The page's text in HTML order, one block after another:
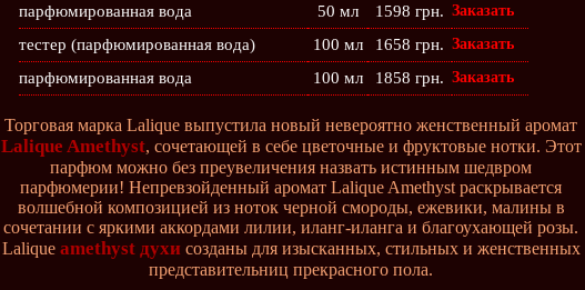
парфюмированная вода 50 мл 1598 грн. Заказать
тестер (парфюмированная вода) 100 мл 1658 грн. Заказать
парфюмированная вода 100 мл 1858 грн. Заказать
Торговая марка Lalique выпустила новый невероятно женственный аромат
Lalique Amethyst, сочетающей в себе цветочные и фруктовые нотки. Этот
парфюм можно без преувеличения назвать истинным шедвром
парфюмерии! Непревзойденный аромат Lalique Amethyst раскрывается
волшебной композицией из ноток черной смороды, ежевики, малины в
сочетании с яркими аккордами лилии, иланг-иланга и благоухающей розы.
Lalique amethyst духисозданы для изысканных, стильных и женственных
представительниц прекрасного пола.